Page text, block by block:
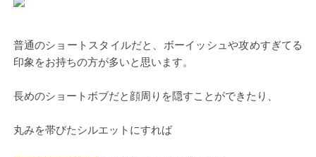
普通のショートスタイルだと、ボーイッシュや攻めすぎてる
印象をお持ちの方が多いと思います。
長めのショートボブだと顔周りを隠すことができたり、
丸みを帯びたシルエットにすれば